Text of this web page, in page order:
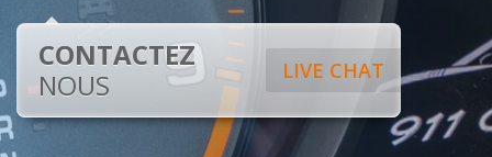
LIVE CHAT
CONTACTEZ
NOUS